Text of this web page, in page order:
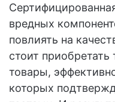
вредных
повлиять на
стоит
товары,
которых